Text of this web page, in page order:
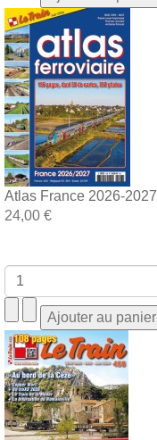
Atlas France 2026-2027
24,00 €